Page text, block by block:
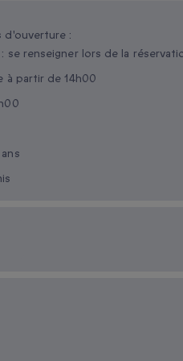
d'ouverture :
se renseigner lors de la
à partir de 14h00